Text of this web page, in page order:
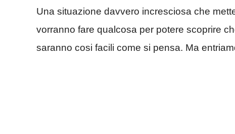
Una situazione davvero incresciosa che
vorranno fare qualcosa per potere scoprire
saranno cosi facili come si pensa. Ma